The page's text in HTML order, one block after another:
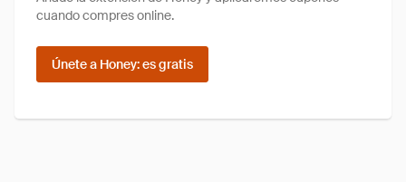
cuando compres online.
Únete a Honey: es gratis